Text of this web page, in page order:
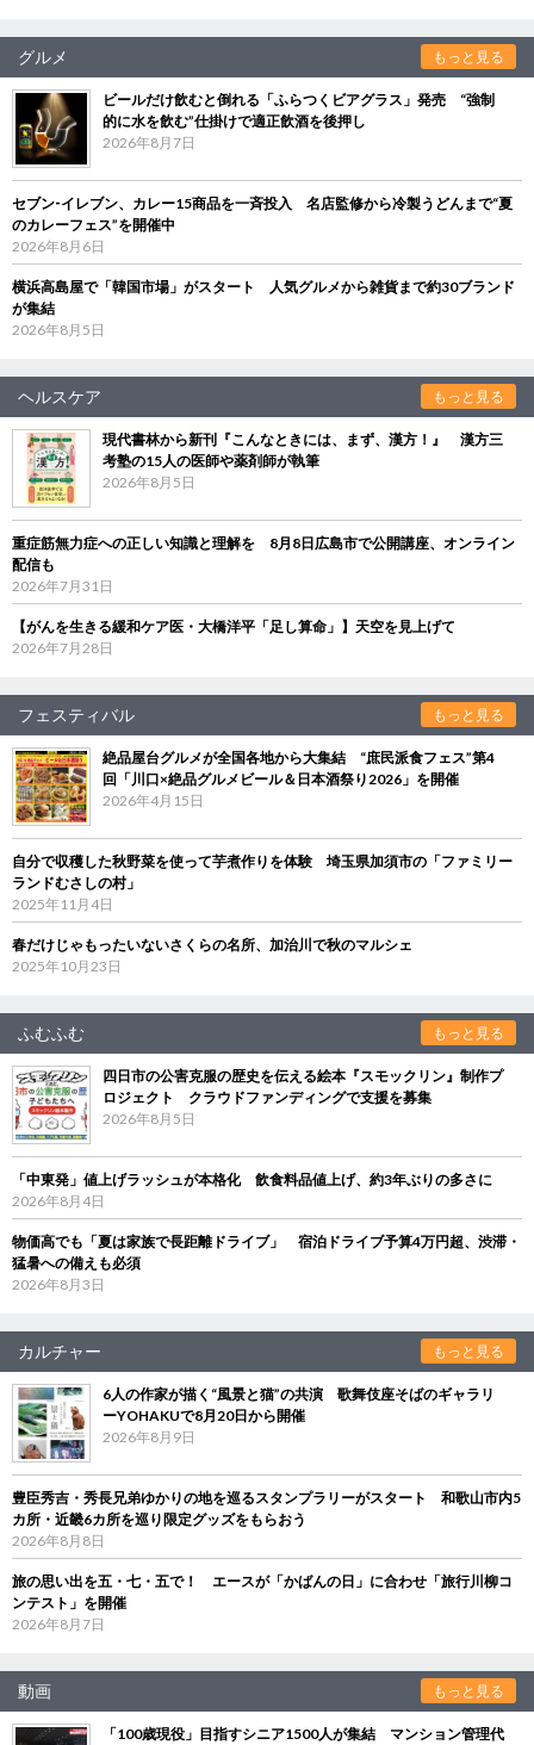
グルメ もっと見る
ビールだけ飲むと倒れる「ふらつくビアグラス」発売 “強制
的に水を飲む”仕掛けで適正飲酒を後押し
2026年8月7日
セブン‐イレブン、カレー15商品を一斉投入 名店監修から冷製うどんまで“夏
のカレーフェス”を開催中
2026年8月6日
横浜高島屋で「韓国市場」がスタート 人気グルメから雑貨まで約30ブランド
が集結
2026年8月5日
ヘルスケア もっと見る
現代書林から新刊『こんなときには、まず、漢方！』 漢方三
考塾の15人の医師や薬剤師が執筆
2026年8月5日
重症筋無力症への正しい知識と理解を 8月8日広島市で公開講座、オンライン
配信も
2026年7月31日
【がんを生きる緩和ケア医・大橋洋平「足し算命」】天空を見上げて
2026年7月28日
フェスティバル もっと見る
絶品屋台グルメが全国各地から大集結 “庶民派食フェス”第4
回「川口×絶品グルメビール＆日本酒祭り2026」を開催
2026年4月15日
自分で収穫した秋野菜を使って芋煮作りを体験 埼玉県加須市の「ファミリー
ランドむさしの村」
2025年11月4日
春だけじゃもったいないさくらの名所、加治川で秋のマルシェ
2025年10月23日
ふむふむ もっと見る
四日市の公害克服の歴史を伝える絵本『スモックリン』制作プ
ロジェクト クラウドファンディングで支援を募集
2026年8月5日
「中東発」値上げラッシュが本格化 飲食料品値上げ、約3年ぶりの多さに
2026年8月4日
物価高でも「夏は家族で長距離ドライブ」 宿泊ドライブ予算4万円超、渋滞・
猛暑への備えも必須
2026年8月3日
カルチャー もっと見る
6人の作家が描く“風景と猫”の共演 歌舞伎座そばのギャラリ
ーYOHAKUで8月20日から開催
2026年8月9日
豊臣秀吉・秀長兄弟ゆかりの地を巡るスタンプラリーがスタート 和歌山市内5
カ所・近畿6カ所を巡り限定グッズをもらおう
2026年8月8日
旅の思い出を五・七・五で！ エースが「かばんの日」に合わせ「旅行川柳コ
ンテスト」を開催
2026年8月7日
動画 もっと見る
「100歳現役」目指すシニア1500人が集結 マンション管理代